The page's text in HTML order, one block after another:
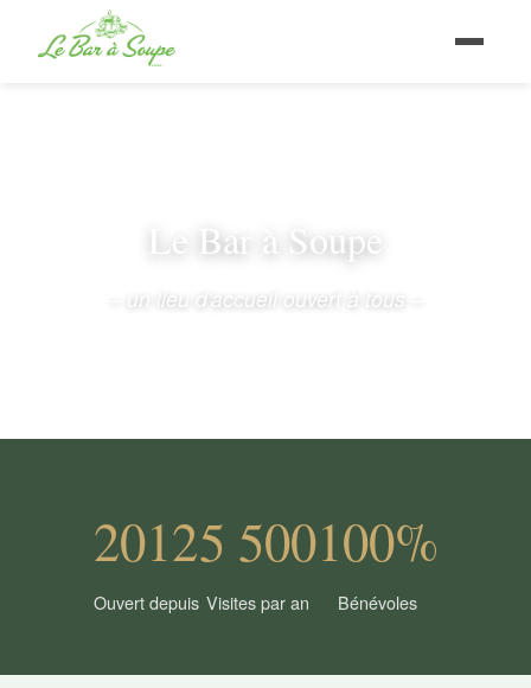
Le Bar à Soupe
– un lieu d'accueil ouvert à tous –
2012
Ouvert depuis
5 500
Visites par an
100%
Bénévoles